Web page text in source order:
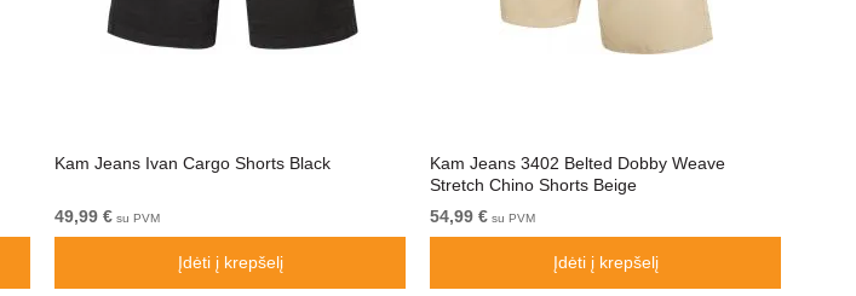
Kam Jeans Ivan Cargo Shorts Black
49,99 € su PVM
Įdėti į krepšelį
Kam Jeans 3402 Belted Dobby Weave
Stretch Chino Shorts Beige
54,99 € su PVM
Įdėti į krepšelį